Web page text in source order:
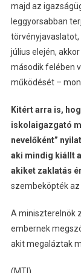
majd az
leggyorsabban
törvényjavaslatot,
július elején,
második felében
működését –
Kitért arra is,
iskolaigazgató
nevelőként”
aki mindig kiállt
akiket zaklatás
szembeköpték az
A miniszterelnök
embernek
akit megaláztak